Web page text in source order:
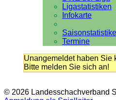
Ligastatistiken
Infokarte
Termine
Unangemeldet haben Sie
Bitte melden Sie sich an!
© 2026 Landesschachverband